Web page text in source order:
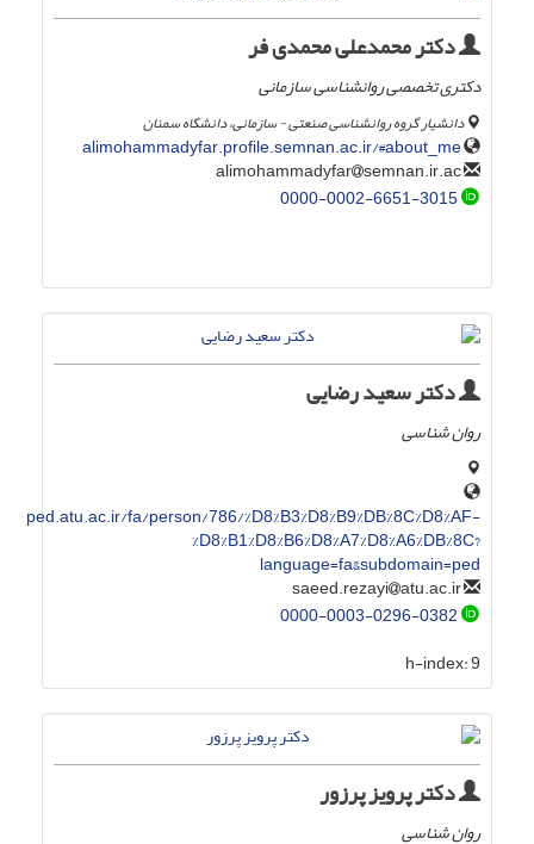
دکتر محمدعلی محمدی فر
دکتری تخصصی روانشناسی سازمانی
دانشیار گروه روانشناسی صنعتی - سازمانی، دانشگاه سمنان
alimohammadyfar.profile.semnan.ac.ir/#about_me
semnan.ir.ac
0000-0002-6651-3015
دکتر سعید رضایی
روان شناسی
ped.atu.ac.ir/fa/person/786/%D8%B3%D8%B9%DB%8C%D8%AF-
%D8%B1%D8%B6%D8%A7%D8%A6%DB%8C?
language=fa&subdomain=ped
atu.ac.ir
0000-0003-0296-0382
h-index:9
دکتر پرویز پرزور
روان شناسی